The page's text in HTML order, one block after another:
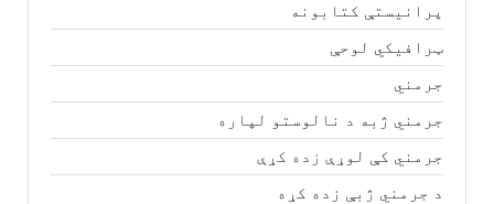
پرانیستې کتابونه
ټرافیکي لوحې
جرمني
جرمني ژبه د نالوستو لپاره
جرمني کې لوړې زده کړې
د جرمني ژبې زده کړه